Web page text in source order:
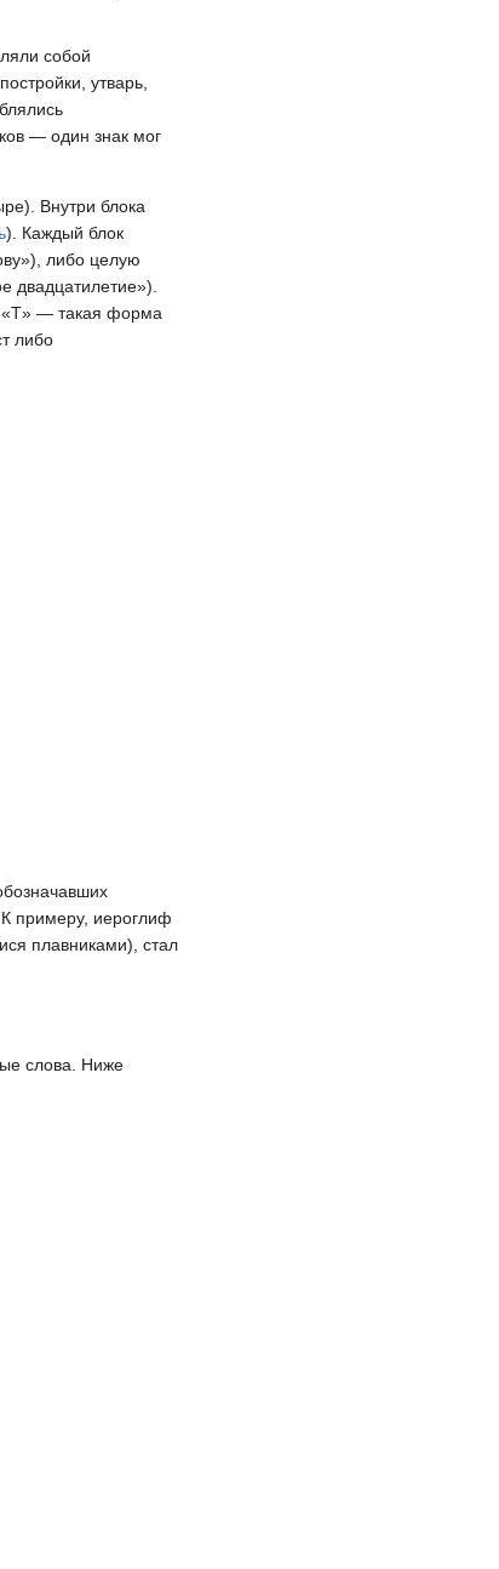
собой
утварь,
— один знак мог
Внутри блока
). Каждый блок
либо целую
двадцатилетие»).
«T» — такая форма
либо
примеру, иероглиф
плавниками), стал
слова. Ниже